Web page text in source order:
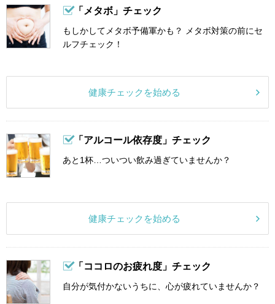
「メタボ」チェック
もしかしてメタボ予備軍かも？ メタボ対策の前にセ
ルフチェック！
健康チェックを始める
「アルコール依存度」チェック
あと1杯…ついつい飲み過ぎていませんか？
健康チェックを始める
「ココロのお疲れ度」チェック
自分が気付かないうちに、心が疲れていませんか？